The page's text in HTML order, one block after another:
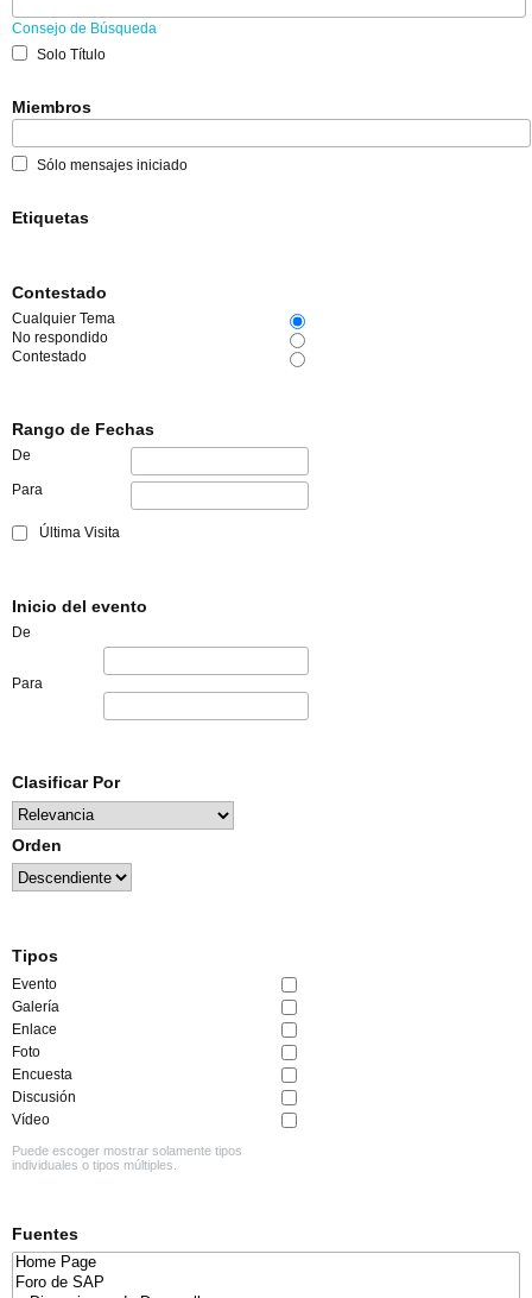
Consejo de Búsqueda
Solo Título
Miembros
Sólo mensajes iniciado
Etiquetas
Contestado
Cualquier Tema
No respondido
Contestado
Rango de Fechas
De
Para
Última Visita
Inicio del evento
De
Para
Clasificar Por
Orden
Tipos
Evento
Galería
Enlace
Foto
Encuesta
Discusión
Vídeo
Puede escoger mostrar solamente tipos
individuales o tipos múltiples.
Fuentes